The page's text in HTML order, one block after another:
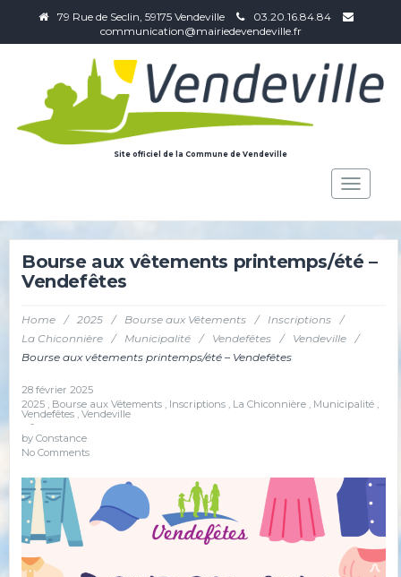
79 Rue de Seclin, 59175 Vendeville
03.20.16.84.84
communication@mairiedevendeville.fr
Site officiel de la Commune de Vendeville
Toggle
Bourse aux vêtements printemps/été –
Vendefêtes
Home / 2025 / Bourse aux Vêtements / Inscriptions
/
La Chiconnière
/ Municipalité / Vendefêtes / Vendeville
/
Bourse aux vêtements printemps/été – Vendefêtes
28 février 2025
2025 , Bourse aux Vêtements , Inscriptions , La Chiconnière , Municipalité ,
Vendefêtes ,Vendeville
-
byConstance
No Comments